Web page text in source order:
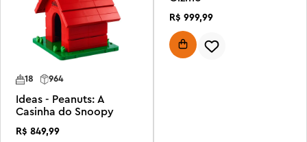
18 964
Ideas - Peanuts: A
Casinha do Snoopy
R$ 849,99
R$ 999,99